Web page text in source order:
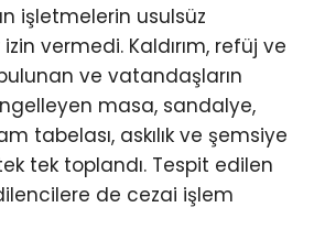
işletmelerin usulsüz
vermedi. Kaldırım, refüj ve
ve vatandaşların
masa, sandalye,
tabelası, askılık ve şemsiye
tek toplandı. Tespit edilen
de cezai işlem